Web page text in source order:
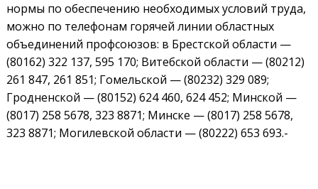
нормы по обеспечению необходимых условий труда,
можно по телефонам горячей линии областных
объединений профсоюзов: в Брестской области —
(80162) 322 137, 595 170; Витебской области — (80212)
261 847, 261 851; Гомельской — (80232) 329 089;
Гродненской — (80152) 624 460, 624 452; Минской —
(8017) 258 5678, 323 8871; Минске — (8017) 258 5678,
323 8871; Могилевской области — (80222) 653 693.-